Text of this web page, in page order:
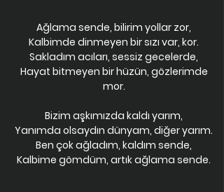
Ağlama sende, bilirim yollar zor,
Kalbimde dinmeyen bir sızı var, kor.
Sakladım acıları, sessiz gecelerde,
Hayat bitmeyen bir hüzün, gözlerimde
mor.
Bizim aşkımızda kaldı yarım,
Yanımda olsaydın dünyam, diğer yarım.
Ben çok ağladım, kaldım sende,
Kalbime gömdüm, artık ağlama sende.